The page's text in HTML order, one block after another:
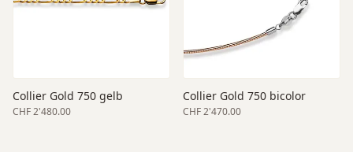
Collier Gold 750 gelb
CHF 2'480.00
Collier Gold 750 bicolor
CHF 2'470.00